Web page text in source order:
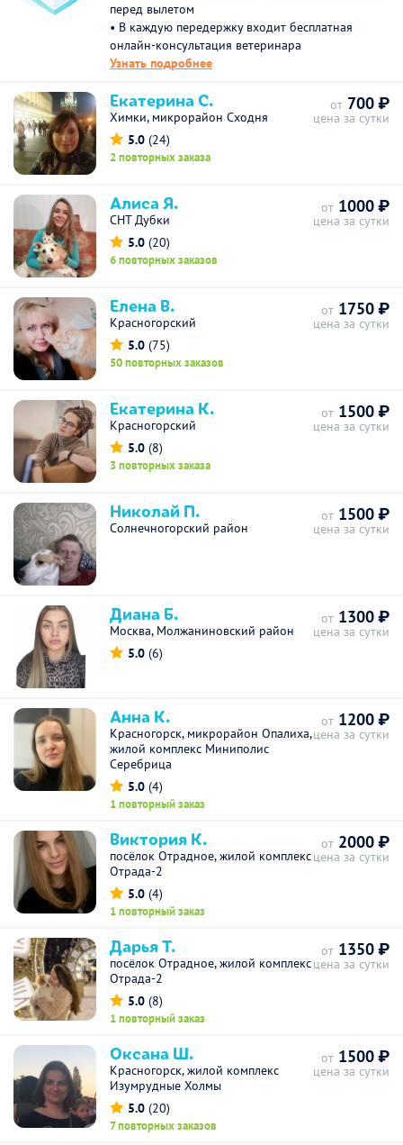
перед вылетом
• В каждую передержку входит бесплатная
онлайн-консультация ветеринара
Узнать подробнее
Екатерина С.
Химки, микрорайон Сходня
5.0 (24)
2 повторных заказа
от 700 ₽
цена за сутки
Алиса Я.
СНТ Дубки
5.0 (20)
6 повторных заказов
от 1000 ₽
цена за сутки
Елена В.
Красногорский
5.0 (75)
50 повторных заказов
от 1750 ₽
цена за сутки
Екатерина К.
Красногорский
5.0 (8)
3 повторных заказа
от 1500 ₽
цена за сутки
Николай П.
Солнечногорский район
от 1500 ₽
цена за сутки
Диана Б.
Москва, Молжаниновский район
5.0 (6)
от 1300 ₽
цена за сутки
Анна К.
Красногорск, микрорайон Опалиха,
жилой комплекс Миниполис
Серебрица
5.0 (4)
1 повторный заказ
от 1200 ₽
цена за сутки
Виктория К.
посёлок Отрадное, жилой комплекс
Отрада-2
5.0 (4)
1 повторный заказ
от 2000 ₽
цена за сутки
Дарья Т.
посёлок Отрадное, жилой комплекс
Отрада-2
5.0 (8)
1 повторный заказ
от 1350 ₽
цена за сутки
Оксана Ш.
Красногорск, жилой комплекс
Изумрудные Холмы
5.0 (20)
7 повторных заказов
от 1500 ₽
цена за сутки